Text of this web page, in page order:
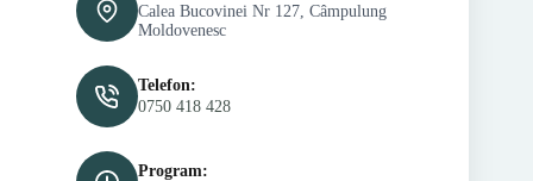
Calea Bucovinei Nr 127, Câmpulung
Moldovenesc
Telefon:
0750 418 428
Program: